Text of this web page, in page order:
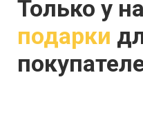
Только у
подарки